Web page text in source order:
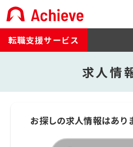
転職支援サービス
求人情
お探しの求人情報はあり